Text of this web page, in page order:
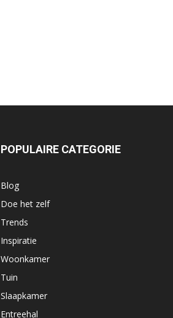
POPULAIRE CATEGORIE
Blog
Doe het zelf
Trends
Inspiratie
Woonkamer
Tuin
Slaapkamer
Entreehal